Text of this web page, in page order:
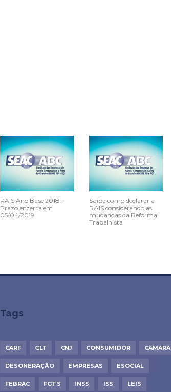
RAIS Ano Base 2018 –
Prazo encerra em
05/04/2019
Saiba como declarar a
RAIS considerando as
mudanças da Reforma
Trabalhista
Tags
CARF CLT CNJ CONSUMIDOR CÂMARA
DESONERAÇÃO EMPRESAS ESOCIAL
FEBRAC FGTS INSS ISS LEIS